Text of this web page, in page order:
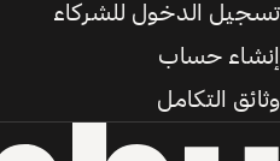
تسجيل الدخول للشركاء
إنشاء حساب
وثائق التكامل